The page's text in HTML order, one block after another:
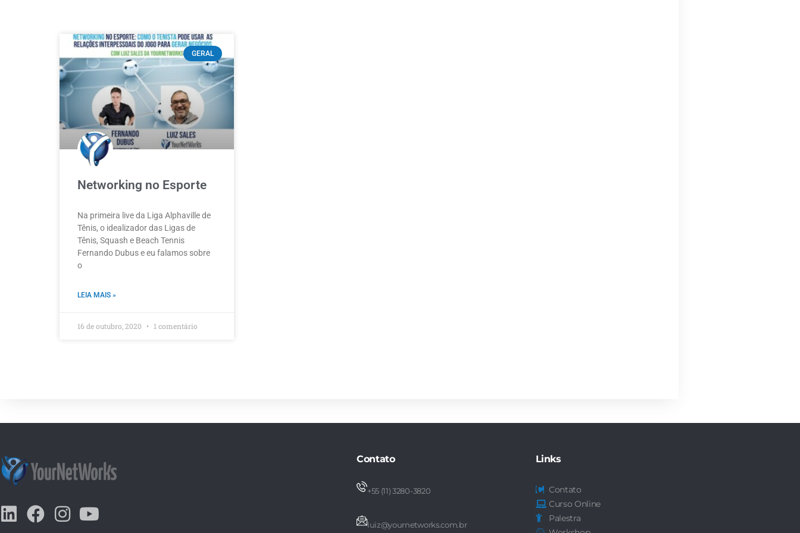
GERAL
Networking no Esporte
Na primeira live da Liga Alphaville de
Tênis, o idealizador das Ligas de
Tênis, Squash e Beach Tennis
Fernando Dubus e eu falamos sobre
o
LEIA MAIS »
16 de outubro, 2020 1 comentário
Contato
+55 (11) 3280-3820
luiz@yournetworks.com.br
Links
Contato
Curso Online
Palestra